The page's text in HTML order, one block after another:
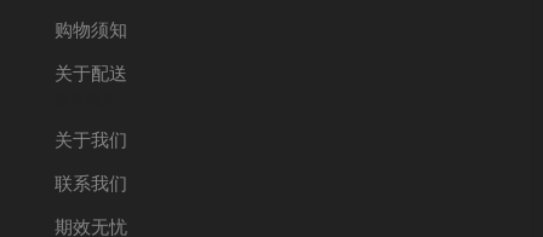
购物须知
关于配送
关于我们
联系我们
期效无忧